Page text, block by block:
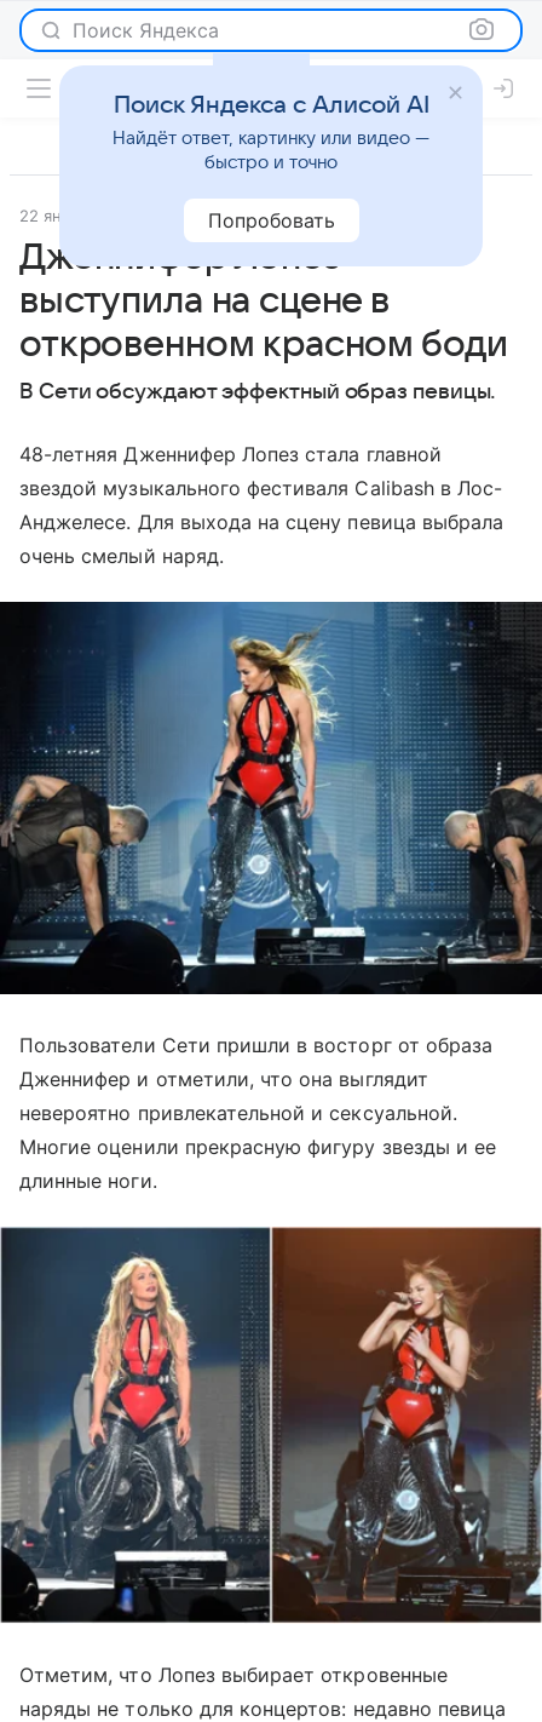
Поиск Яндекса
22 января 2018 Светская жизнь
Дженнифер Лопез
выступила на сцене в
откровенном красном боди
В Сети обсуждают эффектный образ певицы.
48-летняя Дженнифер Лопез стала главной
звездой музыкального фестиваля Calibash в Лос-
Анджелесе. Для выхода на сцену певица выбрала
очень смелый наряд.
Пользователи Сети пришли в восторг от образа
Дженнифер и отметили, что она выглядит
невероятно привлекательной и сексуальной.
Многие оценили прекрасную фигуру звезды и ее
длинные ноги.
Отметим, что Лопез выбирает откровенные
наряды не только для концертов: недавно певица
Поиск Яндекса с Алисой AI
Найдёт ответ, картинку или видео —
быстро и точно
Попробовать